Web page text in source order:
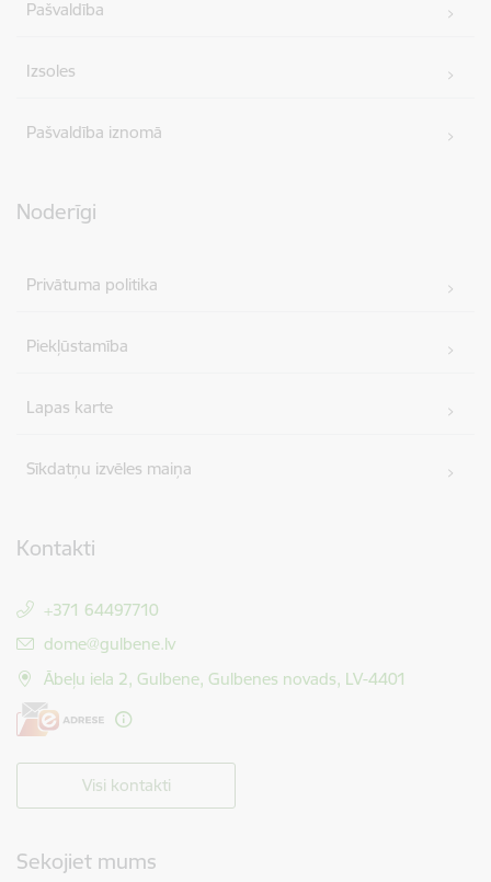
Pašvaldība
Izsoles
Pašvaldība iznomā
Noderīgi
Privātuma politika
Piekļūstamība
Lapas karte
Sīkdatņu izvēles maiņa
Kontakti
+371 64497710
E-pasts:
dome@gulbene.lv
Ābeļu iela 2, Gulbene, Gulbenes novads, LV-4401
Visi kontakti
Sekojiet mums